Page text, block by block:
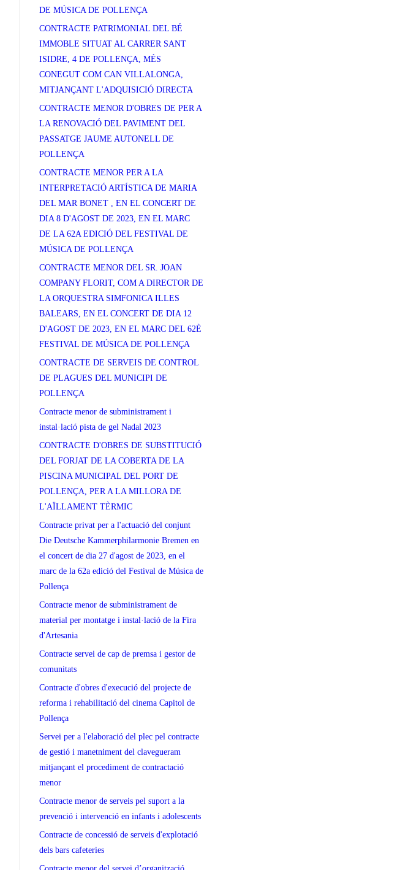
DE MÚSICA DE POLLENÇA
CONTRACTE PATRIMONIAL DEL BÉ
IMMOBLE SITUAT AL CARRER SANT
ISIDRE, 4 DE POLLENÇA, MÉS
CONEGUT COM CAN VILLALONGA,
MITJANÇANT L'ADQUISICIÓ DIRECTA
CONTRACTE MENOR D'OBRES DE PER A
LA RENOVACIÓ DEL PAVIMENT DEL
PASSATGE JAUME AUTONELL DE
POLLENÇA
CONTRACTE MENOR PER A LA
INTERPRETACIÓ ARTÍSTICA DE MARIA
DEL MAR BONET , EN EL CONCERT DE
DIA 8 D'AGOST DE 2023, EN EL MARC
DE LA 62A EDICIÓ DEL FESTIVAL DE
MÚSICA DE POLLENÇA
CONTRACTE MENOR DEL SR. JOAN
COMPANY FLORIT, COM A DIRECTOR DE
LA ORQUESTRA SIMFONICA ILLES
BALEARS, EN EL CONCERT DE DIA 12
D'AGOST DE 2023, EN EL MARC DEL 62È
FESTIVAL DE MÚSICA DE POLLENÇA
CONTRACTE DE SERVEIS DE CONTROL
DE PLAGUES DEL MUNICIPI DE
POLLENÇA
Contracte menor de subministrament i
instal·lació pista de gel Nadal 2023
CONTRACTE D'OBRES DE SUBSTITUCIÓ
DEL FORJAT DE LA COBERTA DE LA
PISCINA MUNICIPAL DEL PORT DE
POLLENÇA, PER A LA MILLORA DE
L'AÏLLAMENT TÈRMIC
Contracte privat per a l'actuació del conjunt
Die Deutsche Kammerphilarmonie Bremen en
el concert de dia 27 d'agost de 2023, en el
marc de la 62a edició del Festival de Música de
Pollença
Contracte menor de subministrament de
material per montatge i instal·lació de la Fira
d'Artesania
Contracte servei de cap de premsa i gestor de
comunitats
Contracte d'obres d'execució del projecte de
reforma i rehabilitació del cinema Capitol de
Pollença
Servei per a l'elaboració del plec pel contracte
de gestió i manetniment del clavegueram
mitjançant el procediment de contractació
menor
Contracte menor de serveis pel suport a la
prevenció i intervenció en infants i adolescents
Contracte de concessió de serveis d'explotació
dels bars cafeteries